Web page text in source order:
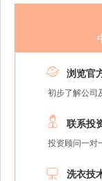
 浏览官
初步了解公司
 联系投
投资顾问一对
 洗衣技